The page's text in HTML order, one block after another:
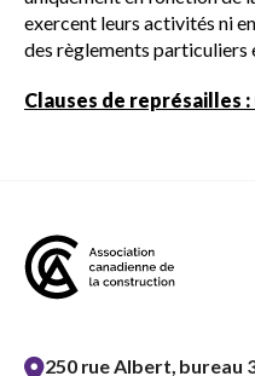
exercent leurs activités ni
des règlements particuliers
Clauses de représailles
250 rue Albert, bureau